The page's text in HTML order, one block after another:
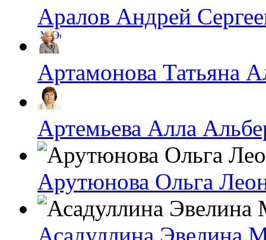
Аралов Андрей
Артамонова Татьяна
Артемьева Алла
Арутюнова Ольга
Асадуллина Эвелина